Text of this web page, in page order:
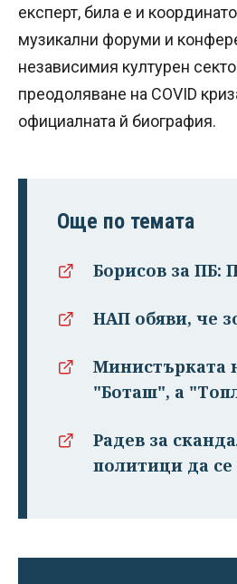
експерт, била е и
музикални форуми и
независимия културен
преодоляване на COVID
официалната й биография.
Още по темата
Борисов за ПБ:
НАП обяви, че
Министърката
"Боташ", а
Радев за
политици да се